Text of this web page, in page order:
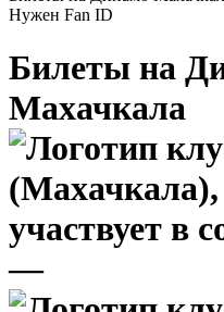
Нужен Fan ID
Билеты на
Махачкала
—